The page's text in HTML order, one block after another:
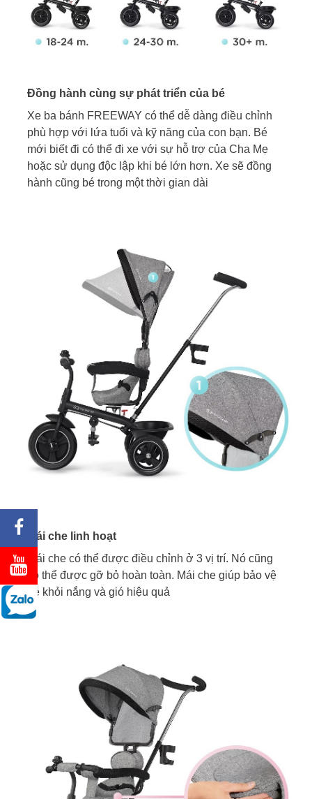
Đồng hành cùng sự phát triển của bé
Xe ba bánh FREEWAY có thể dễ dàng điều chỉnh
phù hợp với lứa tuổi và kỹ năng của con bạn. Bé
mới biết đi có thể đi xe với sự hỗ trợ của Cha Mẹ
hoặc sử dụng độc lập khi bé lớn hơn. Xe sẽ đồng
hành cũng bé trong một thời gian dài
Mái che linh hoạt
Mái che có thể được điều chỉnh ở 3 vị trí. Nó cũng
có thể được gỡ bỏ hoàn toàn. Mái che giúp bảo vệ
bé khỏi nắng và gió hiệu quả